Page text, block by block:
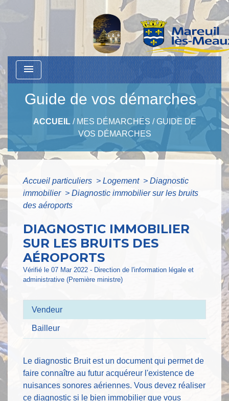
menu
Guide de vos démarches
ACCUEIL/ MES DÉMARCHES /GUIDE DE
VOS DÉMARCHES
Accueil particuliers > Logement > Diagnostic
immobilier > Diagnostic immobilier sur les bruits
des aéroports
DIAGNOSTIC IMMOBILIER
SUR LES BRUITS DES
AÉROPORTS
Vérifié le 07 Mar 2022 - Direction de l'information légale et
administrative (Première ministre)
Vendeur
Bailleur
Le diagnostic Bruit est un document qui permet de
faire connaître au futur acquéreur l'existence de
nuisances sonores aériennes. Vous devez réaliser
ce diagnostic si le bien immobilier que vous